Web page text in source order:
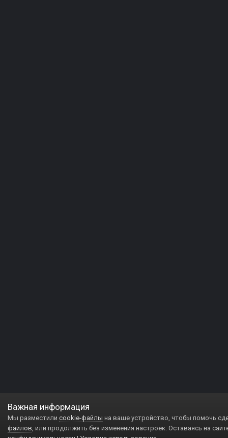
Важная информация
Мы разместили cookie-файлы на ваше устройство, чтобы помочь
файлов, или продолжить без изменения настроек. Оставаясь на